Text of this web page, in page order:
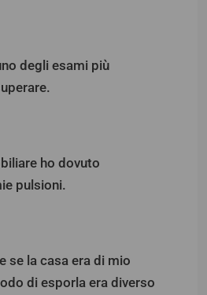
degli esami più
ho dovuto
pulsioni.
se la casa era di mio
di esporla era diverso